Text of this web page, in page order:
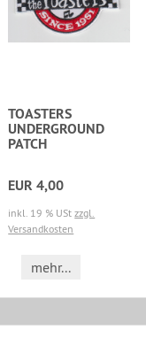
TOASTERS
UNDERGROUND
PATCH
EUR 4,00
inkl. 19 % UStzzgl.
Versandkosten
mehr...